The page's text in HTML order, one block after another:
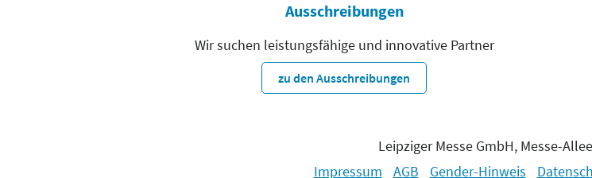
Ausschreibungen
Wir suchen leistungsfähige und innovative Partner
zu den Ausschreibungen
Leipziger Messe GmbH, Messe-
Impressum
AGB Gender-Hinweis